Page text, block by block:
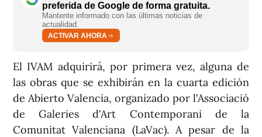
preferida de Google de forma gratuita.
Mantente informado con las últimas noticias de
actualidad.
ACTIVAR AHORA
El IVAM adquirirá, por primera vez, alguna de
las obras que se exhibirán en la cuarta edición
de Abierto Valencia, organizado por l'Associació
de Galeries d'Art Contemporani de la
Comunitat Valenciana (LaVac). A pesar de la